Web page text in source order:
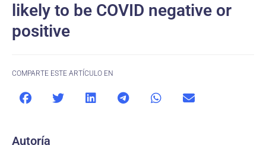
likely to be COVID negative or
positive
COMPARTE ESTE ARTÍCULO EN
Autoría